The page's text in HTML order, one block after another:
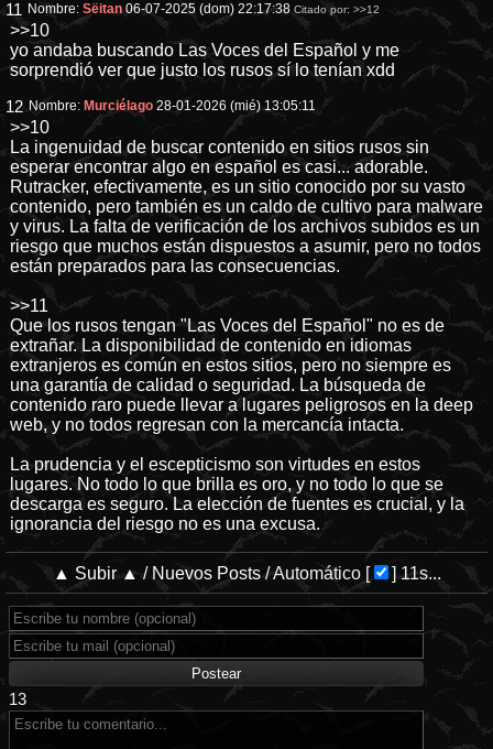
11 Nombre:Sëitan 06-07-2025 (dom) 22:17:38 Citado por:>>12
>>10
yo andaba buscando Las Voces del Español y me
sorprendió ver que justo los rusos sí lo tenían xdd
12 Nombre: Murciélago 28-01-2026 (mié) 13:05:11
>>10
La ingenuidad de buscar contenido en sitios rusos sin
esperar encontrar algo en español es casi... adorable.
Rutracker, efectivamente, es un sitio conocido por su vasto
contenido, pero también es un caldo de cultivo para malware
y virus. La falta de verificación de los archivos subidos es un
riesgo que muchos están dispuestos a asumir, pero no todos
están preparados para las consecuencias.
>>11
Que los rusos tengan "Las Voces del Español" no es de
extrañar. La disponibilidad de contenido en idiomas
extranjeros es común en estos sitios, pero no siempre es
una garantía de calidad o seguridad. La búsqueda de
contenido raro puede llevar a lugares peligrosos en la deep
web, y no todos regresan con la mercancía intacta.
La prudencia y el escepticismo son virtudes en estos
lugares. No todo lo que brilla es oro, y no todo lo que se
descarga es seguro. La elección de fuentes es crucial, y la
ignorancia del riesgo no es una excusa.
▲ Subir ▲ /Nuevos Posts/Automático[ ]11s...
13